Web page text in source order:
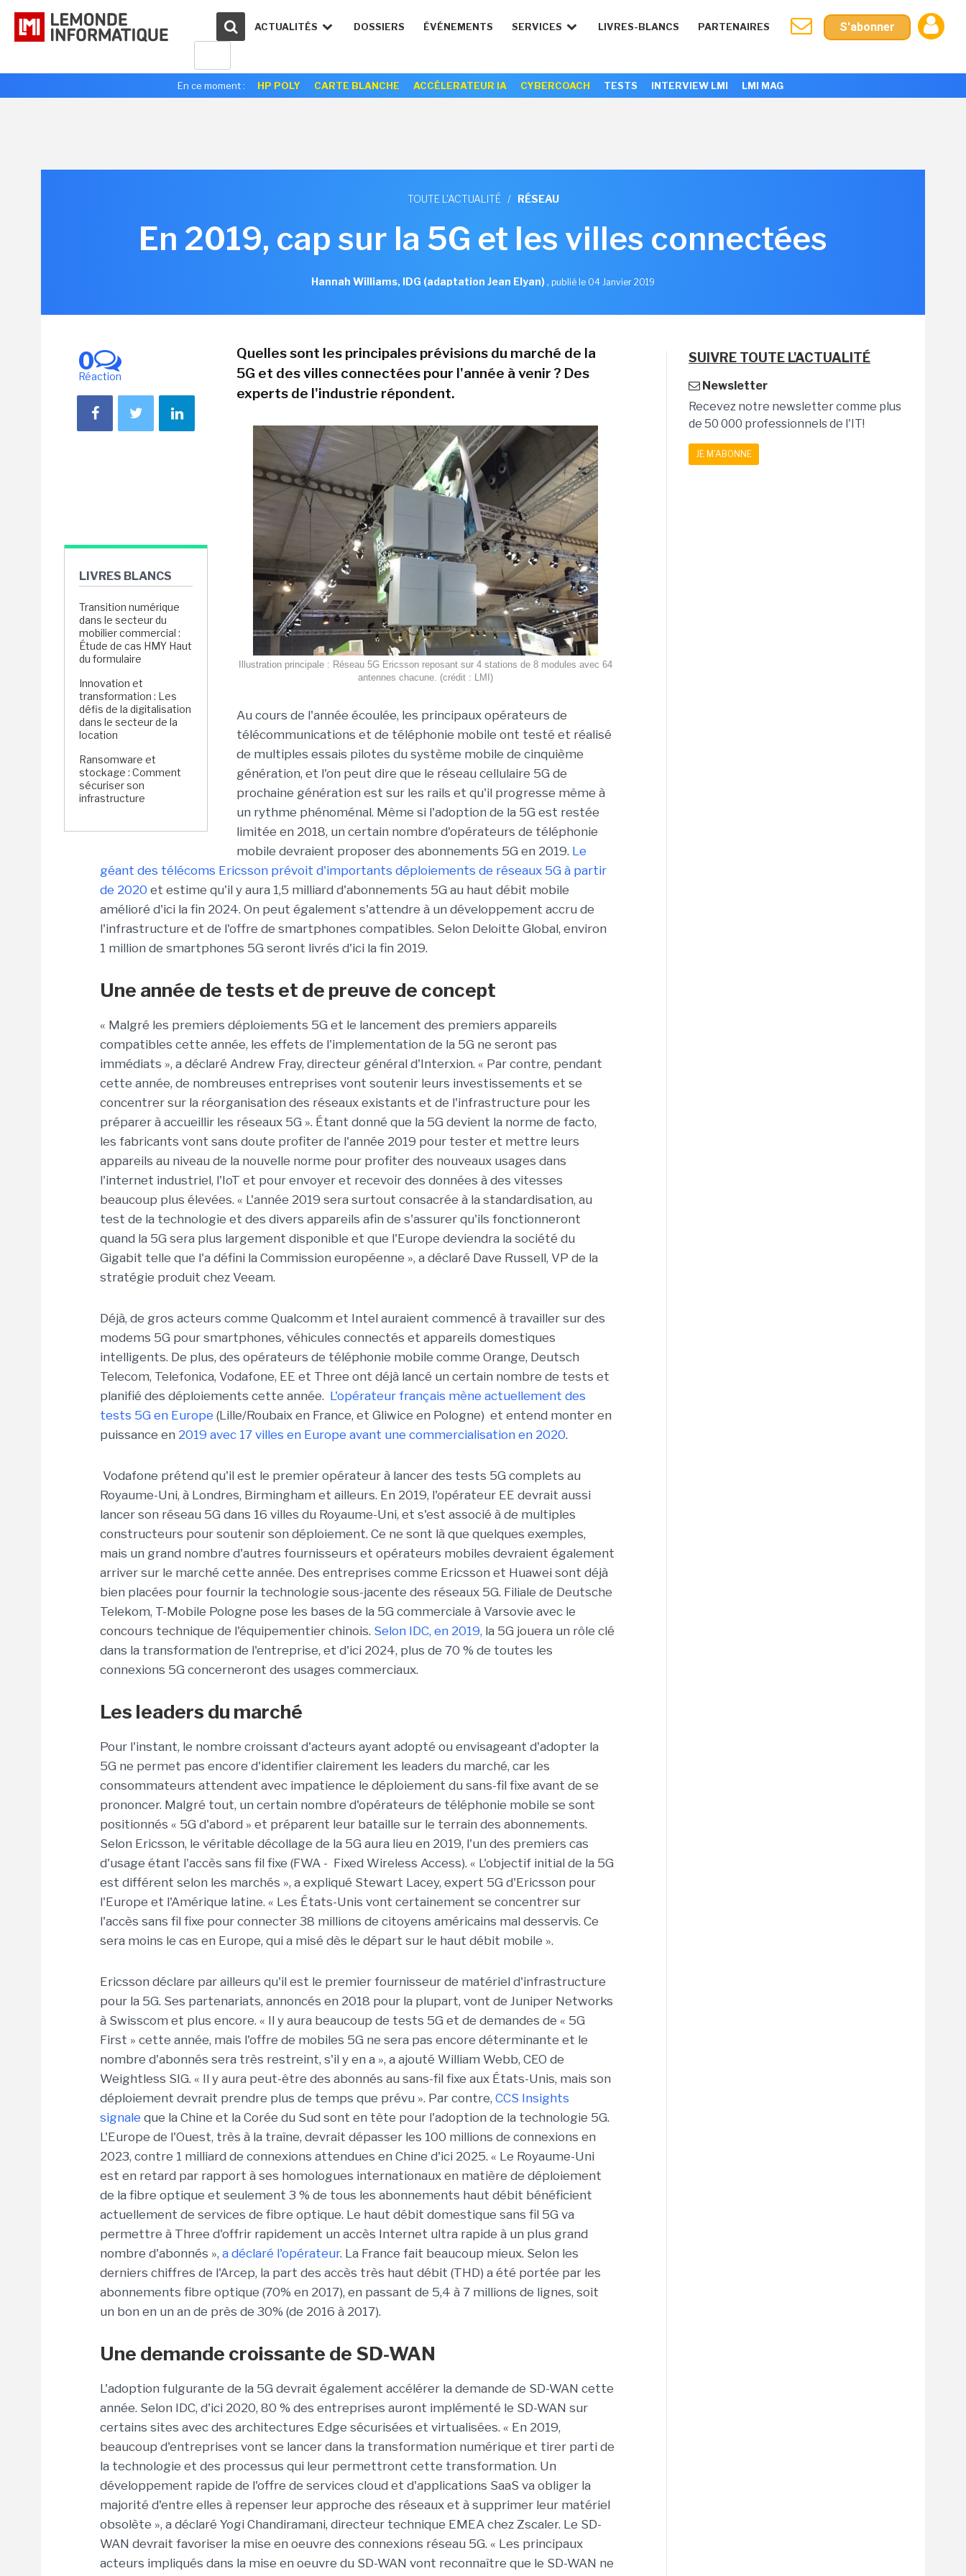
ACTUALITÉS DOSSIERS ÉVÉNEMENTS SERVICES LIVRES-BLANCS PARTENAIRES S'abonner
En ce moment : HP POLY CARTE BLANCHE ACCÉLERATEUR IA CYBERCOACH TESTS INTERVIEW LMI LMI MAG
TOUTE L'ACTUALITÉ / RÉSEAU
En 2019, cap sur la 5G et les villes connectées
Hannah Williams, IDG (adaptation Jean Elyan), publié le 04 Janvier 2019
0
Réaction
LIVRES BLANCS
Transition numérique
dans le secteur du
mobilier commercial :
Étude de cas HMY Haut
du formulaire
Innovation et
transformation : Les
défis de la digitalisation
dans le secteur de la
location
Ransomware et
stockage : Comment
sécuriser son
infrastructure
Quelles sont les principales prévisions du marché de la
5G et des villes connectées pour l'année à venir ? Des
experts de l'industrie répondent.
Illustration principale : Réseau 5G Ericsson reposant sur 4 stations de 8 modules avec 64
antennes chacune. (crédit : LMI)
Au cours de l'année écoulée, les principaux opérateurs de
télécommunications et de téléphonie mobile ont testé et réalisé
de multiples essais pilotes du système mobile de cinquième
génération, et l'on peut dire que le réseau cellulaire 5G de
prochaine génération est sur les rails et qu'il progresse même à
un rythme phénoménal. Même si l'adoption de la 5G est restée
limitée en 2018, un certain nombre d'opérateurs de téléphonie
mobile devraient proposer des abonnements 5G en 2019. Le
géant des télécoms Ericsson prévoit d'importants déploiements de réseaux 5G à partir
de 2020 et estime qu'il y aura 1,5 milliard d'abonnements 5G au haut débit mobile
amélioré d'ici la fin 2024. On peut également s'attendre à un développement accru de
l'infrastructure et de l'offre de smartphones compatibles. Selon Deloitte Global, environ
1 million de smartphones 5G seront livrés d'ici la fin 2019.
Une année de tests et de preuve de concept
« Malgré les premiers déploiements 5G et le lancement des premiers appareils
compatibles cette année, les effets de l'implementation de la 5G ne seront pas
immédiats », a déclaré Andrew Fray, directeur général d'Interxion. « Par contre, pendant
cette année, de nombreuses entreprises vont soutenir leurs investissements et se
concentrer sur la réorganisation des réseaux existants et de l'infrastructure pour les
préparer à accueillir les réseaux 5G ». Étant donné que la 5G devient la norme de facto,
les fabricants vont sans doute profiter de l'année 2019 pour tester et mettre leurs
appareils au niveau de la nouvelle norme pour profiter des nouveaux usages dans
l'internet industriel, l'IoT et pour envoyer et recevoir des données à des vitesses
beaucoup plus élevées. « L'année 2019 sera surtout consacrée à la standardisation, au
test de la technologie et des divers appareils afin de s'assurer qu'ils fonctionneront
quand la 5G sera plus largement disponible et que l'Europe deviendra la société du
Gigabit telle que l'a défini la Commission européenne », a déclaré Dave Russell, VP de la
stratégie produit chez Veeam.
Déjà, de gros acteurs comme Qualcomm et Intel auraient commencé à travailler sur des
modems 5G pour smartphones, véhicules connectés et appareils domestiques
intelligents. De plus, des opérateurs de téléphonie mobile comme Orange, Deutsch
Telecom, Telefonica, Vodafone, EE et Three ont déjà lancé un certain nombre de tests et
planifié des déploiements cette année. L'opérateur français mène actuellement des
tests 5G en Europe (Lille/Roubaix en France, et Gliwice en Pologne) et entend monter en
puissance en 2019 avec 17 villes en Europe avant une commercialisation en 2020.
Vodafone prétend qu'il est le premier opérateur à lancer des tests 5G complets au
Royaume-Uni, à Londres, Birmingham et ailleurs. En 2019, l'opérateur EE devrait aussi
lancer son réseau 5G dans 16 villes du Royaume-Uni, et s'est associé à de multiples
constructeurs pour soutenir son déploiement. Ce ne sont là que quelques exemples,
mais un grand nombre d'autres fournisseurs et opérateurs mobiles devraient également
arriver sur le marché cette année. Des entreprises comme Ericsson et Huawei sont déjà
bien placées pour fournir la technologie sous-jacente des réseaux 5G. Filiale de Deutsche
Telekom, T-Mobile Pologne pose les bases de la 5G commerciale à Varsovie avec le
concours technique de l'équipementier chinois. Selon IDC, en 2019, la 5G jouera un rôle clé
dans la transformation de l'entreprise, et d'ici 2024, plus de 70 % de toutes les
connexions 5G concerneront des usages commerciaux.
Les leaders du marché
Pour l'instant, le nombre croissant d'acteurs ayant adopté ou envisageant d'adopter la
5G ne permet pas encore d'identifier clairement les leaders du marché, car les
consommateurs attendent avec impatience le déploiement du sans-fil fixe avant de se
prononcer. Malgré tout, un certain nombre d'opérateurs de téléphonie mobile se sont
positionnés « 5G d'abord » et préparent leur bataille sur le terrain des abonnements.
Selon Ericsson, le véritable décollage de la 5G aura lieu en 2019, l'un des premiers cas
d'usage étant l'accès sans fil fixe (FWA - Fixed Wireless Access). « L'objectif initial de la 5G
est différent selon les marchés », a expliqué Stewart Lacey, expert 5G d'Ericsson pour
l'Europe et l'Amérique latine. « Les États-Unis vont certainement se concentrer sur
l'accès sans fil fixe pour connecter 38 millions de citoyens américains mal desservis. Ce
sera moins le cas en Europe, qui a misé dès le départ sur le haut débit mobile ».
Ericsson déclare par ailleurs qu'il est le premier fournisseur de matériel d'infrastructure
pour la 5G. Ses partenariats, annoncés en 2018 pour la plupart, vont de Juniper Networks
à Swisscom et plus encore. « Il y aura beaucoup de tests 5G et de demandes de « 5G
First » cette année, mais l'offre de mobiles 5G ne sera pas encore déterminante et le
nombre d'abonnés sera très restreint, s'il y en a », a ajouté William Webb, CEO de
Weightless SIG. « Il y aura peut-être des abonnés au sans-fil fixe aux États-Unis, mais son
déploiement devrait prendre plus de temps que prévu ». Par contre, CCS Insights
signale que la Chine et la Corée du Sud sont en tête pour l'adoption de la technologie 5G.
L'Europe de l'Ouest, très à la traîne, devrait dépasser les 100 millions de connexions en
2023, contre 1 milliard de connexions attendues en Chine d'ici 2025. « Le Royaume-Uni
est en retard par rapport à ses homologues internationaux en matière de déploiement
de la fibre optique et seulement 3 % de tous les abonnements haut débit bénéficient
actuellement de services de fibre optique. Le haut débit domestique sans fil 5G va
permettre à Three d'offrir rapidement un accès Internet ultra rapide à un plus grand
nombre d'abonnés », a déclaré l'opérateur. La France fait beaucoup mieux. Selon les
derniers chiffres de l'Arcep, la part des accès très haut débit (THD) a été portée par les
abonnements fibre optique (70% en 2017), en passant de 5,4 à 7 millions de lignes, soit
un bon en un an de près de 30% (de 2016 à 2017).
Une demande croissante de SD-WAN
L'adoption fulgurante de la 5G devrait également accélérer la demande de SD-WAN cette
année. Selon IDC, d'ici 2020, 80 % des entreprises auront implémenté le SD-WAN sur
certains sites avec des architectures Edge sécurisées et virtualisées. « En 2019,
beaucoup d'entreprises vont se lancer dans la transformation numérique et tirer parti de
la technologie et des processus qui leur permettront cette transformation. Un
développement rapide de l'offre de services cloud et d'applications SaaS va obliger la
majorité d'entre elles à repenser leur approche des réseaux et à supprimer leur matériel
obsolète », a déclaré Yogi Chandiramani, directeur technique EMEA chez Zscaler. Le SD-
WAN devrait favoriser la mise en oeuvre des connexions réseau 5G. « Les principaux
acteurs impliqués dans la mise en oeuvre du SD-WAN vont reconnaître que le SD-WAN ne
SUIVRE TOUTE L'ACTUALITÉ
Newsletter
Recevez notre newsletter comme plus
de 50 000 professionnels de l'IT!
JE M'ABONNE